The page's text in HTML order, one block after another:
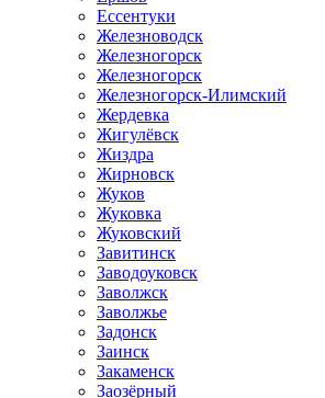
Ессентуки
Железноводск
Железногорск
Железногорск
Железногорск-Илимский
Жердевка
Жигулёвск
Жиздра
Жирновск
Жуков
Жуковка
Жуковский
Завитинск
Заводоуковск
Заволжск
Заволжье
Задонск
Заинск
Закаменск
Заозёрный